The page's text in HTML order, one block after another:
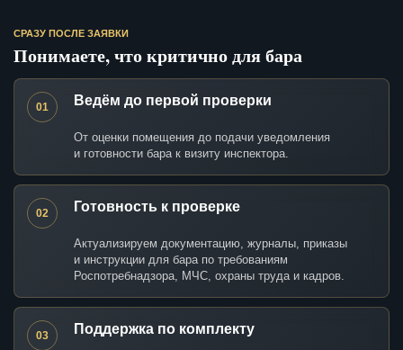
СРАЗУ ПОСЛЕ ЗАЯВКИ
Понимаете, что критично для бара
01 Ведём до первой проверки
От оценки помещения до подачи уведомления
и готовности бара к визиту инспектора.
02 Готовность к проверке
Актуализируем документацию, журналы, приказы
и инструкции для бара по требованиям
Роспотребнадзора, МЧС, охраны труда и кадров.
03 Поддержка по комплекту